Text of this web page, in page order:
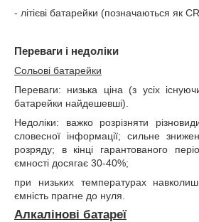
- літієві батарейки (позначаються як
Переваги і недоліки
Сольові батарейки
Переваги: низька ціна (з усіх
батарейки найдешевші).
Недоліки: важко розрізняти
словесної інформації; сильне
розряду; в кінці гарантованого
ємності досягає 30-40%;
при низьких температурах
ємність прагне до нуля.
Алкалінові батареї